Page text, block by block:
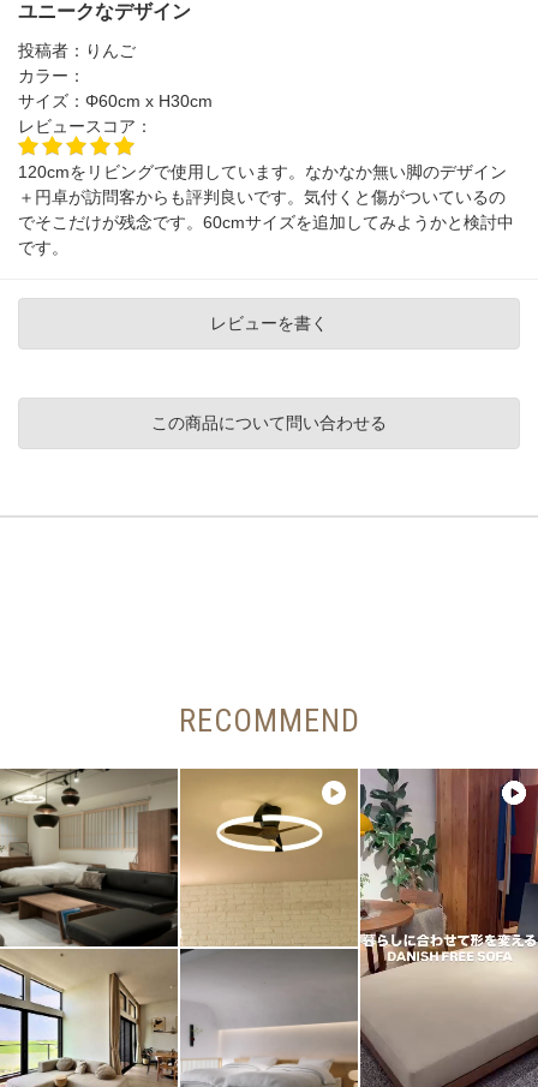
ユニークなデザイン
投稿者： りんご
カラー：
サイズ： Φ60cm x H30cm
レビュースコア：
120cmをリビングで使用しています。なかなか無い脚のデザイン
＋円卓が訪問客からも評判良いです。気付くと傷がついているの
でそこだけが残念です。60cmサイズを追加してみようかと検討中
です。
レビューを書く
この商品について問い合わせる
RECOMMEND